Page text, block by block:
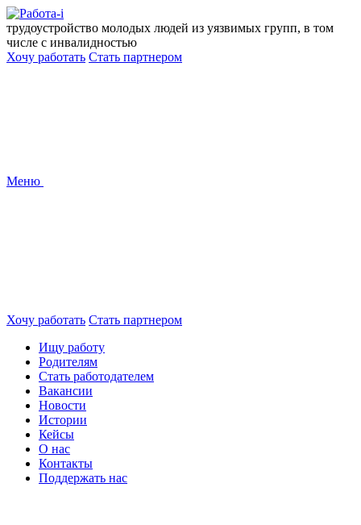
Перейти
к
содержанию
трудоустройство молодых людей из уязвимых групп, в том
числе с инвалидностью
Хочу работать Стать партнером
Меню
Хочу работать Стать партнером
Ищу работу
Родителям
Стать работодателем
Вакансии
Новости
Истории
Кейсы
О нас
Контакты
Поддержать нас